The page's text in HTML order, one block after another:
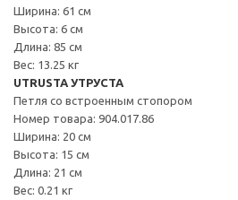
Ширина: 61 см
Высота: 6 см
Длина: 85 см
Вес: 13.25 кг
UTRUSTA УТРУСТА
Петля со встроенным стопором
Номер товара: 904.017.86
Ширина: 20 см
Высота: 15 см
Длина: 21 см
Вес: 0.21 кг